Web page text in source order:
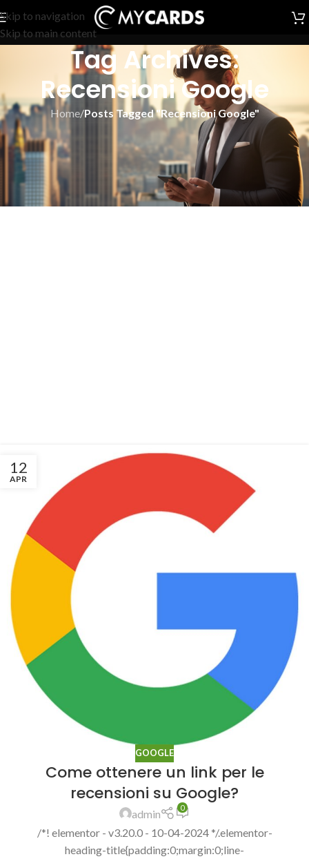
Skip to navigation
Skip to main content
Tag Archives:
Recensioni Google
Home/Posts Tagged "Recensioni Google"
12
APR
GOOGLE
Come ottenere un link per le
recensioni su Google?
admin 0
/*! elementor - v3.20.0 - 10-04-2024 */.elementor-
heading-title{padding:0;margin:0;line-